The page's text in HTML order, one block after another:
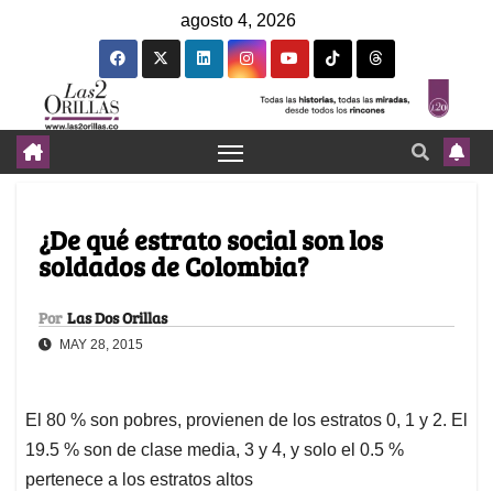
agosto 4, 2026
¿De qué estrato social son los
soldados de Colombia?
Por Las Dos Orillas
MAY 28, 2015
El 80 % son pobres, provienen de los estratos 0, 1 y 2. El
19.5 % son de clase media, 3 y 4, y solo el 0.5 %
pertenece a los estratos altos